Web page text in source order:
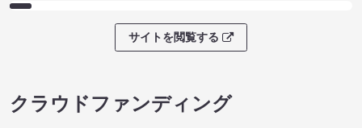
サイトを閲覧する
クラウドファンディング